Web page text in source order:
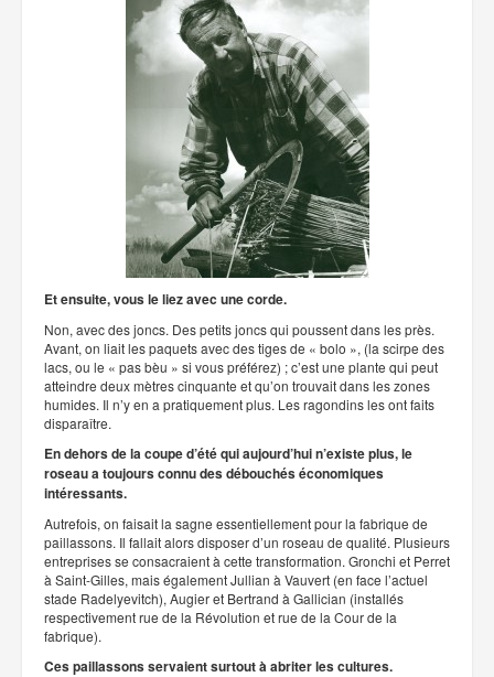
Et ensuite, vous le liez avec une corde.
Non, avec des joncs. Des petits joncs qui poussent dans les près.
Avant, on liait les paquets avec des tiges de « bolo », (la scirpe des
lacs, ou le « pas bèu » si vous préférez) ; c’est une plante qui peut
atteindre deux mètres cinquante et qu’on trouvait dans les zones
humides. Il n’y en a pratiquement plus. Les ragondins les ont faits
disparaître.
En dehors de la coupe d’été qui aujourd’hui n’existe plus, le
roseau a toujours connu des débouchés économiques
intéressants.
Autrefois, on faisait la sagne essentiellement pour la fabrique de
paillassons. Il fallait alors disposer d’un roseau de qualité. Plusieurs
entreprises se consacraient à cette transformation. Gronchi et Perret
à Saint-Gilles, mais également Jullian à Vauvert (en face l’actuel
stade Radelyevitch), Augier et Bertrand à Gallician (installés
respectivement rue de la Révolution et rue de la Cour de la
fabrique).
Ces paillassons servaient surtout à abriter les cultures.